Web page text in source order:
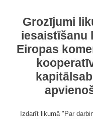
Grozījumi
iesaistīšanu
Eiropas
Izdarīt likumā "Par